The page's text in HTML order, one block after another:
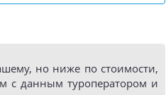
но ниже по стоимости,
с данным туроператором и